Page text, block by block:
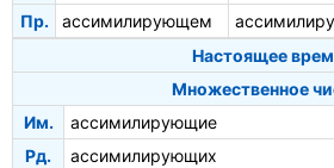
Пр. ассимилирующем
Настоящее
Множественное
Им.
ассимилирующие
Рд.
ассимилирующих